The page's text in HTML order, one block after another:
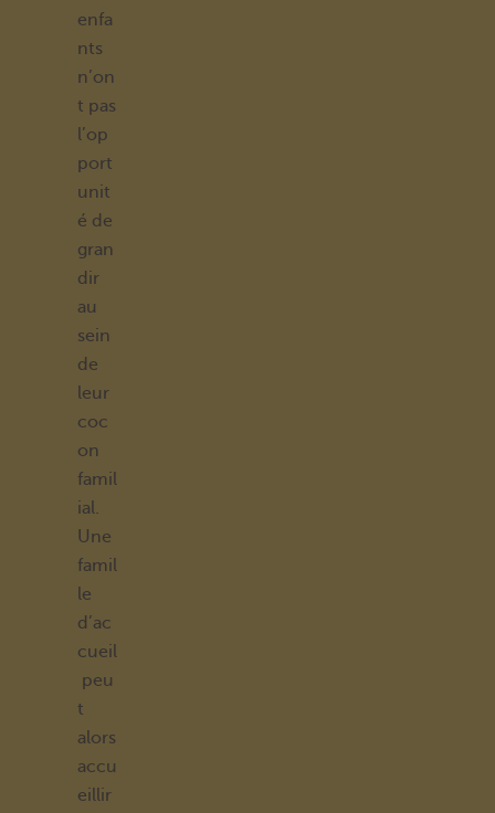
enfa
nts
n’on
t pas
l’op
port
unit
é de
gran
dir
au
sein
de
leur
coc
on
famil
ial.
Une
famil
le
d’ac
cueil
peu
t
alors
accu
eillir